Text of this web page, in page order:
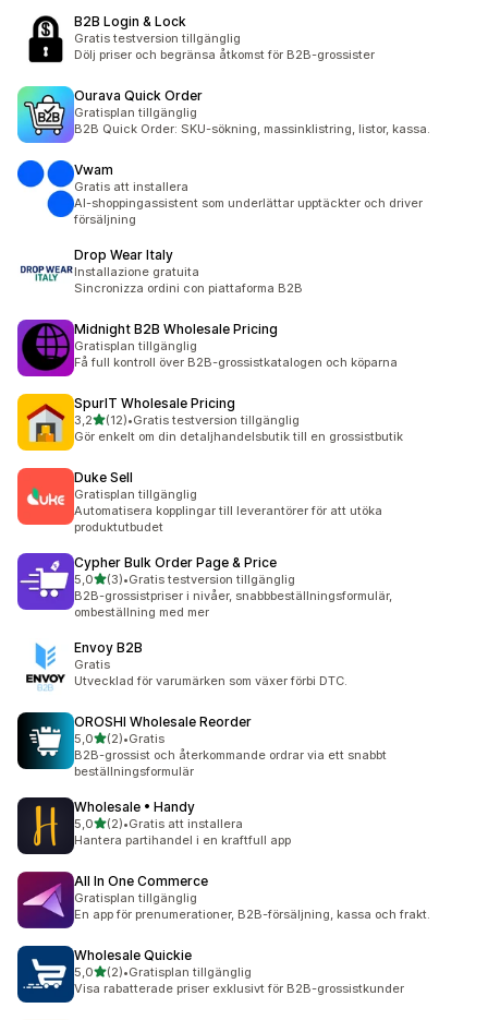
B2B Login & Lock
Gratis testversion tillgänglig
Dölj priser och begränsa åtkomst för B2B-grossister
Ourava Quick Order
Gratisplan tillgänglig
B2B Quick Order: SKU-sökning, massinklistring, listor, kassa.
Vwam
Gratis att installera
AI-shoppingassistent som underlättar upptäckter och driver
försäljning
Drop Wear Italy
Installazione gratuita
Sincronizza ordini con piattaforma B2B
Midnight B2B Wholesale Pricing
Gratisplan tillgänglig
Få full kontroll över B2B-grossistkatalogen och köparna
SpurIT Wholesale Pricing
3,2av 5 stjärnor
(12)
12 recensioner totalt
•Gratis testversion tillgänglig
Gör enkelt om din detaljhandelsbutik till en grossistbutik
Duke Sell
Gratisplan tillgänglig
Automatisera kopplingar till leverantörer för att utöka
produktutbudet
Cypher Bulk Order Page & Price
5,0av 5 stjärnor
(3)
3 recensioner totalt
•Gratis testversion tillgänglig
B2B-grossistpriser i nivåer, snabbbeställningsformulär,
ombeställning med mer
Envoy B2B
Gratis
Utvecklad för varumärken som växer förbi DTC.
OROSHI Wholesale Reorder
5,0av 5 stjärnor
(2)
2 recensioner totalt
•Gratis
B2B-grossist och återkommande ordrar via ett snabbt
beställningsformulär
Wholesale • Handy
5,0av 5 stjärnor
(2)
2 recensioner totalt
•Gratis att installera
Hantera partihandel i en kraftfull app
All In One Commerce
Gratisplan tillgänglig
En app för prenumerationer, B2B-försäljning, kassa och frakt.
Wholesale Quickie
5,0av 5 stjärnor
(2)
2 recensioner totalt
•Gratisplan tillgänglig
Visa rabatterade priser exklusivt för B2B-grossistkunder